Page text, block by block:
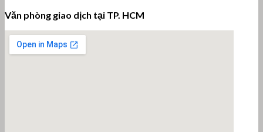
Văn phòng giao dịch tại TP. HCM